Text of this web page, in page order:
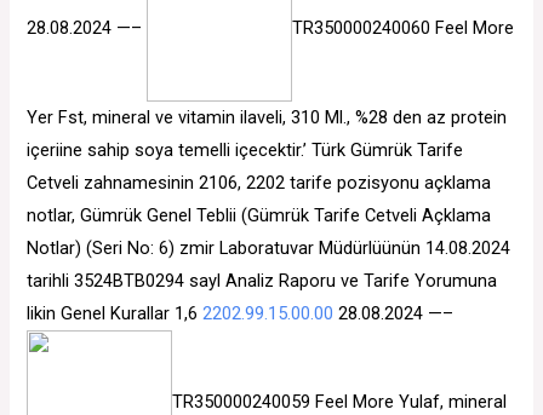
28.08.2024 —– TR350000240060 Feel More
Yer Fst, mineral ve vitamin ilaveli, 310 Ml., %28 den az protein
içeriine sahip soya temelli içecektir.’ Türk Gümrük Tarife
Cetveli zahnamesinin 2106, 2202 tarife pozisyonu açklama
notlar, Gümrük Genel Teblii (Gümrük Tarife Cetveli Açklama
Notlar) (Seri No: 6) zmir Laboratuvar Müdürlüünün 14.08.2024
tarihli 3524BTB0294 sayl Analiz Raporu ve Tarife Yorumuna
likin Genel Kurallar 1,62202.99.15.00.00 28.08.2024 —–
TR350000240059 Feel More Yulaf, mineral